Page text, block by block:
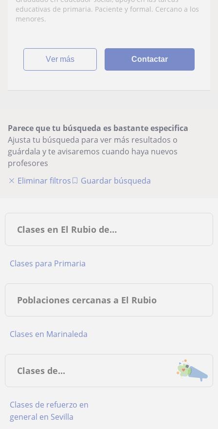
educativas de primaria. Paciente y formal. Cercano a los
menores.
ver más Contactar
Parece que tu búsqueda es bastante especifica
Ajusta tu búsqueda para ver más resultados o
guárdala y te avisaremos cuando haya nuevos
profesores
Eliminar filtros
Guardar búsqueda
Clases en El Rubio de…
Clases para Primaria
Poblaciones cercanas a El Rubio
Clases en Marinaleda
Clases de...
Clases de refuerzo en
general en Sevilla